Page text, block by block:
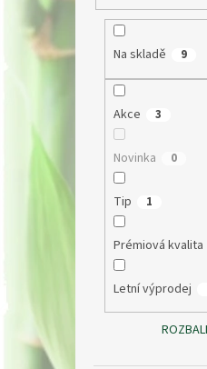
Na skladě 9
Akce 3
Novinka 0
Tip 1
Prémiová kvalita
Letní výprodej